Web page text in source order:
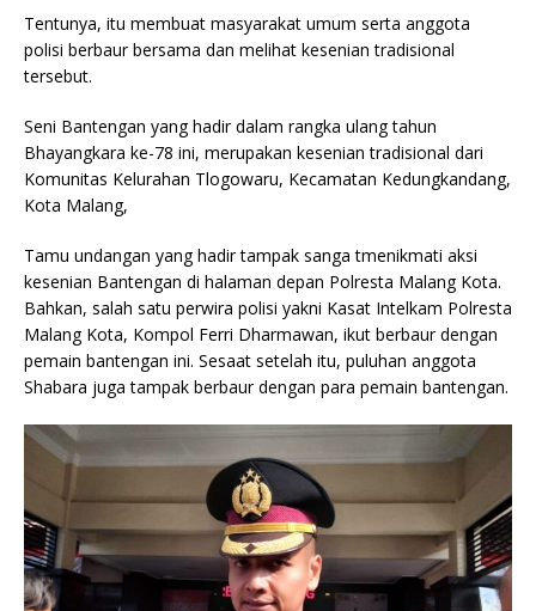
Tentunya, itu membuat masyarakat umum serta anggota
polisi berbaur bersama dan melihat kesenian tradisional
tersebut.
Seni Bantengan yang hadir dalam rangka ulang tahun
Bhayangkara ke-78 ini, merupakan kesenian tradisional dari
Komunitas Kelurahan Tlogowaru, Kecamatan Kedungkandang,
Kota Malang,
Tamu undangan yang hadir tampak sanga tmenikmati aksi
kesenian Bantengan di halaman depan Polresta Malang Kota.
Bahkan, salah satu perwira polisi yakni Kasat Intelkam Polresta
Malang Kota, Kompol Ferri Dharmawan, ikut berbaur dengan
pemain bantengan ini. Sesaat setelah itu, puluhan anggota
Shabara juga tampak berbaur dengan para pemain bantengan.